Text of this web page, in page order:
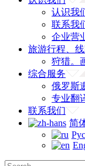
认识我
联系我
企业营
旅游行程、
狩猎。
综合服务
俄罗斯
专业翻
联系我们
简